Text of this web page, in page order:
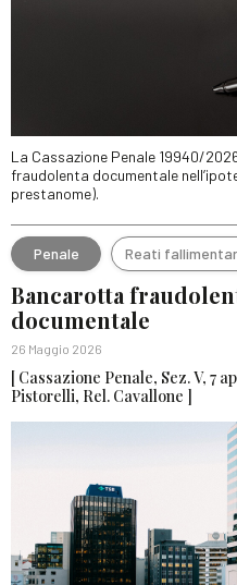
La Cassazione Penale 19940/
fraudolenta documentale
prestanome).
Penale Reati
Bancarotta
documentale
26 Maggio 2026
[ Cassazione Penale, Sez. V, 7
Pistorelli, Rel. Cavallone ]